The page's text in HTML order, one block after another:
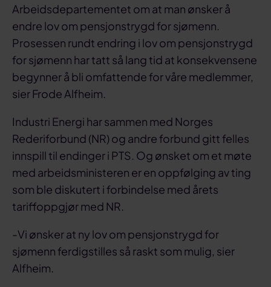
Arbeidsdepartementet om at man ønsker å
endre lov om pensjonstrygd for sjømenn.
Prosessen rundt endring i lov om pensjonstrygd
for sjømenn har tatt så lang tid at konsekvensene
begynner å bli omfattende for våre medlemmer,
sier Frode Alfheim.
Industri Energi har sammen med Norges
Rederiforbund (NR) og andre forbund gitt felles
innspill til endinger i PTS. Og ønsket om et møte
med arbeidsministeren er en oppfølging av ting
som ble diskutert i forbindelse med årets
tariffoppgjør med NR.
-Vi ønsker at ny lov om pensjonstrygd for
sjømenn ferdigstilles så raskt som mulig, sier
Alfheim.